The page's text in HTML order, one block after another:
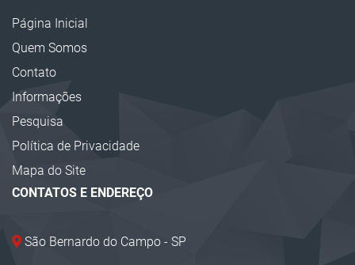
Cone de Sinalização
Corrente Plástica
Super Cone de Sinalização
Barreira Plástica para Sinalização
Calço para Pneus
Calço para Rodas
Bate Pneu
Página Inicial
Quem Somos
Contato
Informações
Pesquisa
Política de Privacidade
Mapa do Site
CONTATOS E ENDEREÇO
São Bernardo do Campo - SP